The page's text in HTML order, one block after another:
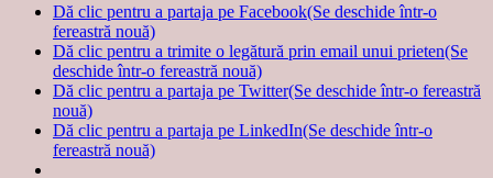
Dă clic pentru a partaja pe Facebook(Se deschide într-o
fereastră nouă)
Dă clic pentru a trimite o legătură prin email unui prieten(Se
deschide într-o fereastră nouă)
Dă clic pentru a partaja pe Twitter(Se deschide într-o fereastră
nouă)
Dă clic pentru a partaja pe LinkedIn(Se deschide într-o
fereastră nouă)